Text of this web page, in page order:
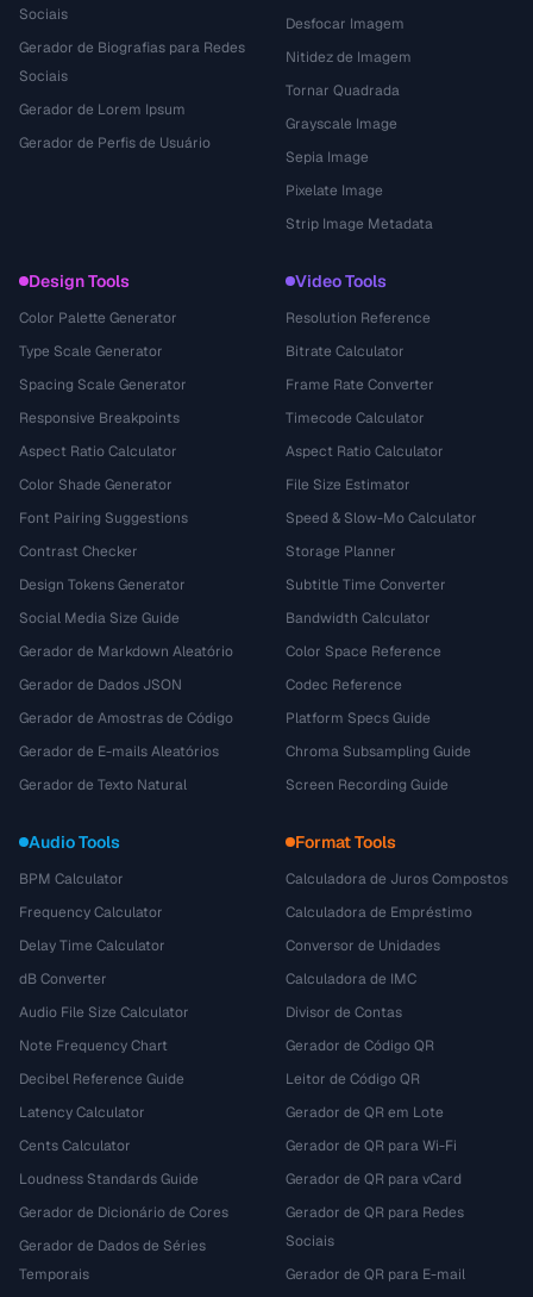
Sociais
Gerador de Biografias para Redes
Sociais
Gerador de Lorem Ipsum
Gerador de Perfis de Usuário
Desfocar Imagem
Nitidez de Imagem
Tornar Quadrada
Grayscale Image
Sepia Image
Pixelate Image
Strip Image Metadata
Design Tools
Color Palette Generator
Type Scale Generator
Spacing Scale Generator
Responsive Breakpoints
Aspect Ratio Calculator
Color Shade Generator
Font Pairing Suggestions
Contrast Checker
Design Tokens Generator
Social Media Size Guide
Gerador de Markdown Aleatório
Gerador de Dados JSON
Gerador de Amostras de Código
Gerador de E-mails Aleatórios
Gerador de Texto Natural
Video Tools
Resolution Reference
Bitrate Calculator
Frame Rate Converter
Timecode Calculator
Aspect Ratio Calculator
File Size Estimator
Speed & Slow-Mo Calculator
Storage Planner
Subtitle Time Converter
Bandwidth Calculator
Color Space Reference
Codec Reference
Platform Specs Guide
Chroma Subsampling Guide
Screen Recording Guide
Audio Tools
BPM Calculator
Frequency Calculator
Delay Time Calculator
dB Converter
Audio File Size Calculator
Note Frequency Chart
Decibel Reference Guide
Latency Calculator
Cents Calculator
Loudness Standards Guide
Gerador de Dicionário de Cores
Gerador de Dados de Séries
Temporais
Format Tools
Calculadora de Juros Compostos
Calculadora de Empréstimo
Conversor de Unidades
Calculadora de IMC
Divisor de Contas
Gerador de Código QR
Leitor de Código QR
Gerador de QR em Lote
Gerador de QR para Wi-Fi
Gerador de QR para vCard
Gerador de QR para Redes
Sociais
Gerador de QR para E-mail